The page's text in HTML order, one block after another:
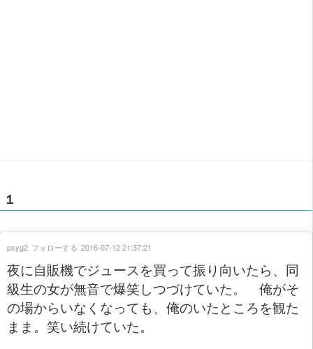
１
夜に自販機でジュースを買って振り向いたら、同
級生の女が無音で爆笑しつづけていた。 俺がそ
の場からいなくなっても、俺のいたところを観た
まま。笑い続けていた。
psyg2 フォローする 2016-07-12 21:37:21